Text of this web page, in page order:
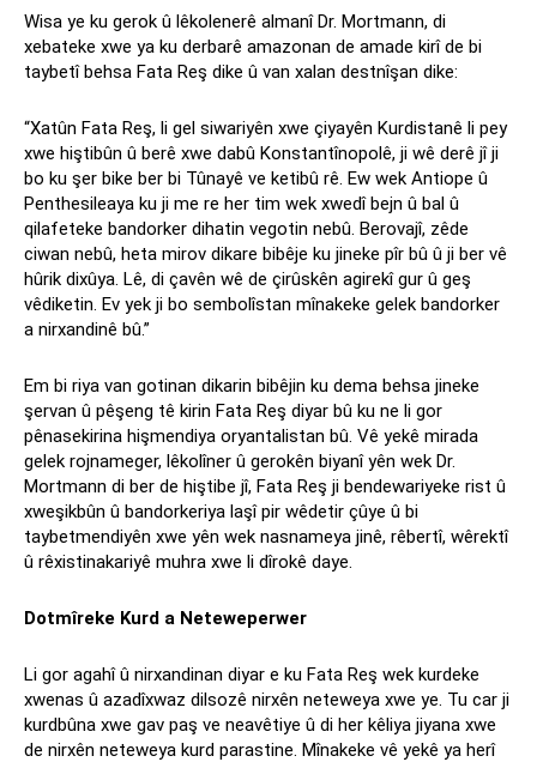
Wisa ye ku gerok û lêkolenerê almanî Dr. Mortmann, di
xebateke xwe ya ku derbarê amazonan de amade kirî de bi
taybetî behsa Fata Reş dike û van xalan destnîşan dike:
“Xatûn Fata Reş, li gel siwariyên xwe çiyayên Kurdistanê li pey
xwe hiştibûn û berê xwe dabû Konstantînopolê, ji wê derê jî ji
bo ku şer bike ber bi Tûnayê ve ketibû rê. Ew wek Antiope û
Penthesileaya ku ji me re her tim wek xwedî bejn û bal û
qilafeteke bandorker dihatin vegotin nebû. Berovajî, zêde
ciwan nebû, heta mirov dikare bibêje ku jineke pîr bû û ji ber vê
hûrik dixûya. Lê, di çavên wê de çirûskên agirekî gur û geş
vêdiketin. Ev yek ji bo sembolîstan mînakeke gelek bandorker
a nirxandinê bû.”
Em bi riya van gotinan dikarin bibêjin ku dema behsa jineke
şervan û pêşeng tê kirin Fata Reş diyar bû ku ne li gor
pênasekirina hişmendiya oryantalistan bû. Vê yekê mirada
gelek rojnameger, lêkolîner û gerokên biyanî yên wek Dr.
Mortmann di ber de hiştibe jî, Fata Reş ji bendewariyeke rist û
xweşikbûn û bandorkeriya laşî pir wêdetir çûye û bi
taybetmendiyên xwe yên wek nasnameya jinê, rêbertî, wêrektî
û rêxistinakariyê muhra xwe li dîrokê daye.
Dotmîreke Kurd a Neteweperwer
Li gor agahî û nirxandinan diyar e ku Fata Reş wek kurdeke
xwenas û azadîxwaz dilsozê nirxên neteweya xwe ye. Tu car ji
kurdbûna xwe gav paş ve neavêtiye û di her kêliya jiyana xwe
de nirxên neteweya kurd parastine. Mînakeke vê yekê ya herî